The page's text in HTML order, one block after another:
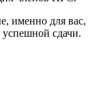
именно для вас,
успешной сдачи.